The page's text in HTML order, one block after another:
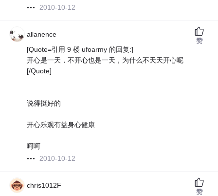
2010-10-12
allanence
[Quote=引用 9 楼 ufoarmy 的回复:]
开心是一天，不开心也是一天，为什么不天天开心呢
[/Quote]
说得挺好的
开心乐观有益身心健康
呵呵
2010-10-12
赞
chris1012F
赞